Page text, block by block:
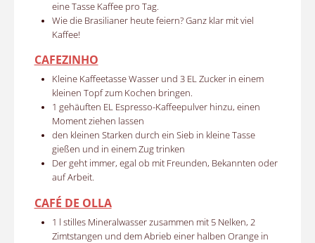
eine Tasse Kaffee pro Tag.
Wie die Brasilianer heute feiern? Ganz klar mit viel
Kaffee!
CAFEZINHO
Kleine Kaffeetasse Wasser und 3 EL Zucker in einem
kleinen Topf zum Kochen bringen.
1 gehäuften EL Espresso-Kaffeepulver hinzu, einen
Moment ziehen lassen
den kleinen Starken durch ein Sieb in kleine Tasse
gießen und in einem Zug trinken
Der geht immer, egal ob mit Freunden, Bekannten oder
auf Arbeit.
CAFÉ DE OLLA
1 l stilles Mineralwasser zusammen mit 5 Nelken, 2
Zimtstangen und dem Abrieb einer halben Orange in